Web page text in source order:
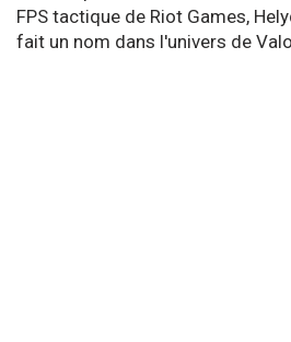
FPS tactique de Riot Games,
fait un nom dans l'univers de